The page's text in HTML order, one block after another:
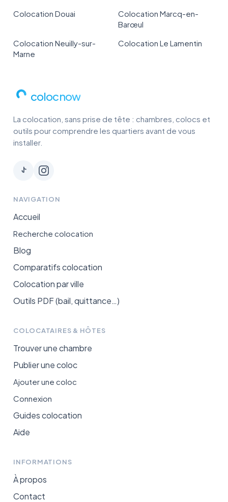
Colocation Douai
Colocation Marcq-en-
Barœul
Colocation Neuilly-sur-
Marne
Colocation Le Lamentin
colocnow
La colocation, sans prise de tête : chambres, colocs et
outils pour comprendre les quartiers avant de vous
installer.
NAVIGATION
Accueil
Recherche colocation
Blog
Comparatifs colocation
Colocation par ville
Outils PDF (bail, quittance…)
COLOCATAIRES & HÔTES
Trouver une chambre
Publier une coloc
Ajouter une coloc
Connexion
Guides colocation
Aide
INFORMATIONS
À propos
Contact